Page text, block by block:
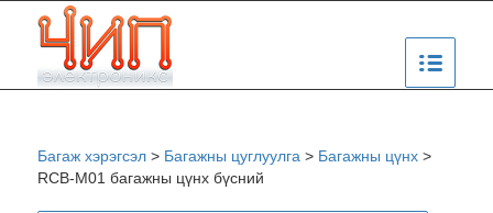
Багаж хэрэгсэл> Багажны цуглуулга > Багажны цүнх>
RCB-M01 багажны цүнх бүсний